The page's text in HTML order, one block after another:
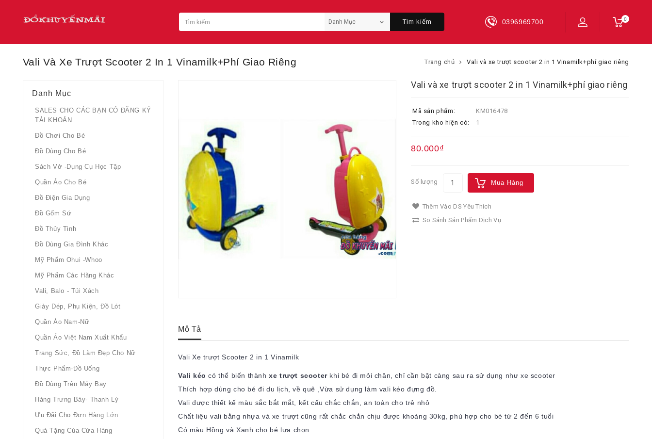
0
0396969700
Tìm kiếm
Vali Và Xe Trượt Scooter 2 In 1 Vinamilk+phí Giao Riêng Trang chủ Vali và xe trượt scooter 2 in 1 Vinamilk+phí giao riêng
Danh Mục
SALES CHO CÁC BẠN CÓ ĐĂNG KÝ
TÀI KHOẢN
Đồ Chơi Cho Bé
Đồ Dùng Cho Bé
Sách Vở -dụng Cụ Học Tập
Quần Áo Cho Bé
Đồ Điện Gia Dụng
Đồ Gốm Sứ
Đồ Thủy Tinh
Đồ Dùng Gia Đình Khác
Mỹ Phẩm Ohui -whoo
Mỹ Phẩm Các Hãng Khác
Vali, Balo - Túi Xách
Giày Dép, Phụ Kiện, Đồ Lót
Quần Áo Nam-Nữ
Quần Áo Việt Nam Xuất Khẩu
Trang Sức, Đồ Làm Đẹp Cho Nữ
Thực Phẩm-Đồ Uống
Đồ Dùng Trên Máy Bay
Hàng Trưng Bày- Thanh Lý
Ưu Đãi Cho Đơn Hàng Lớn
Quà Tặng Của Cửa Hàng
Vali và xe trượt scooter 2 in 1 Vinamilk+phí giao riêng
Mã sản phẩm:
KM016478
Trong kho hiện có:
1
80.000₫
Số lượng Mua Hàng
Thêm Vào DS Yêu Thích
So Sánh Sản Phẩm Dịch Vụ
Mô Tả
Vali Xe trượt Scooter 2 in 1 Vinamilk
Vali kéocó thể biến thànhxe trượt scooterkhi bé đi mỏi chân, chỉ cần bật càng sau ra sử dụng như xe scooter
Thích hợp dùng cho bé đi du lịch, về quê ,Vừa sử dụng làm vali kéo đựng đồ.
Vali được thiết kế màu sắc bắt mắt, kết cấu chắc chắn, an toàn cho trẻ nhỏ
Chất liệu vali bằng nhựa và xe trượt cũng rất chắc chắn chịu được khoảng 30kg, phù hợp cho bé từ 2 đến 6 tuổi
Có màu Hồng và Xanh cho bé lựa chọn